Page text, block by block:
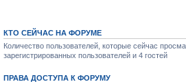
КТО СЕЙЧАС НА ФОРУМЕ
Количество пользователей, которые сейчас
зарегистрированных пользователей и 4 гостей
ПРАВА ДОСТУПА К ФОРУМУ